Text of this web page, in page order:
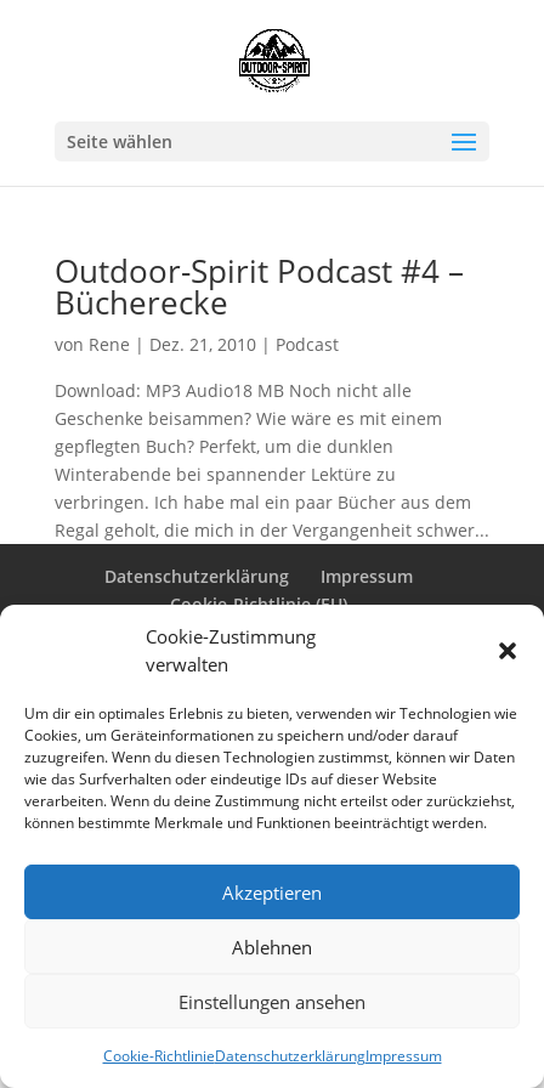
Cookie-Zustimmung
verwalten
Um dir ein optimales Erlebnis zu bieten, verwenden wir Technologien wie
Cookies, um Geräteinformationen zu speichern und/oder darauf
zuzugreifen. Wenn du diesen Technologien zustimmst, können wir Daten
wie das Surfverhalten oder eindeutige IDs auf dieser Website
verarbeiten. Wenn du deine Zustimmung nicht erteilst oder zurückziehst,
können bestimmte Merkmale und Funktionen beeinträchtigt werden.
Akzeptieren
Ablehnen
Einstellungen ansehen
Cookie-RichtlinieDatenschutzerklärungImpressum
Seite wählen
Outdoor-Spirit Podcast #4 –
Bücherecke
von Rene | Dez. 21, 2010| Podcast
Download: MP3 Audio18 MB Noch nicht alle
Geschenke beisammen? Wie wäre es mit einem
gepflegten Buch? Perfekt, um die dunklen
Winterabende bei spannender Lektüre zu
verbringen. Ich habe mal ein paar Bücher aus dem
Regal geholt, die mich in der Vergangenheit schwer...
Datenschutzerklärung
Impressum
Cookie-Richtlinie (EU)
Designed byElegant Themes| Powered by
WordPress